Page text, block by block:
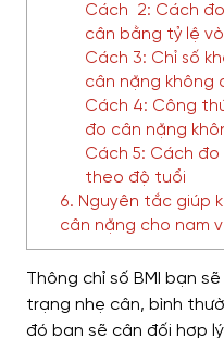
Cách 2: Cách
cân bằng tỷ lệ
Cách 3: Chỉ số
cân nặng không
Cách 4: Công
đo cân nặng
Cách 5: Cách
theo độ tuổi
6. Nguyên tắc giúp
cân nặng cho nam
Thông chỉ số BMI bạn
trạng nhẹ cân, bình
đó bạn sẽ cân đối hợp